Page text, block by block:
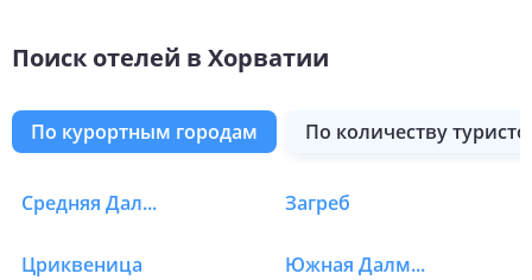
Поиск отелей в Хорватии
по курортным городам по количеству
Отели в Хорватии в
Средняя Далмация Загреб
Цриквеница Южная Далмация